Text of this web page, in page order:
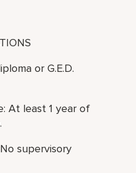
or G.E.D.
At least 1 year of
supervisory